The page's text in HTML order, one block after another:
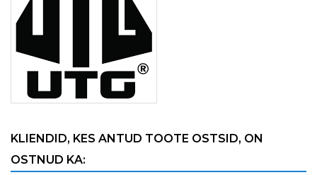
KLIENDID, KES ANTUD TOOTE OSTSID, ON
OSTNUD KA: